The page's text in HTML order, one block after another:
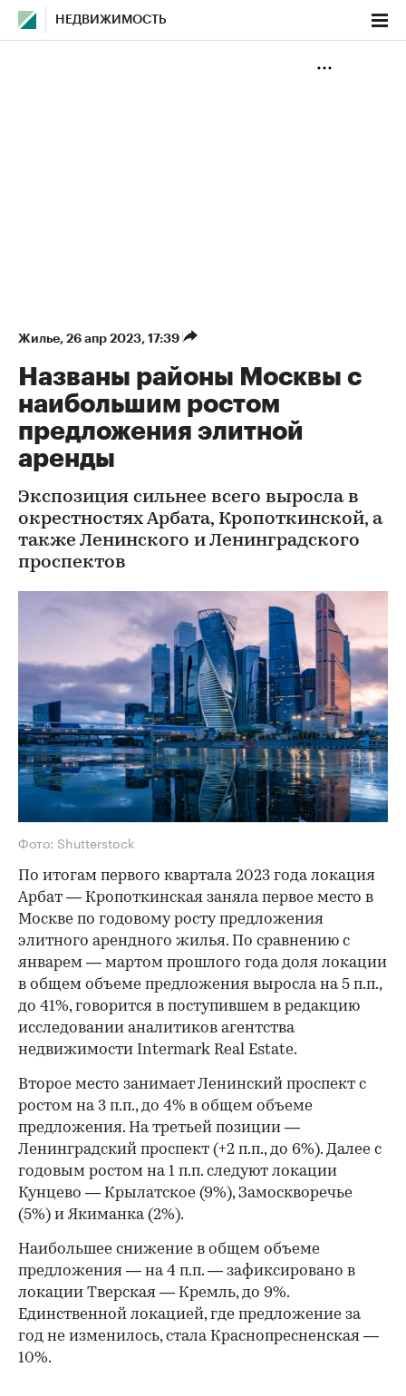
НЕДВИЖИМОСТЬ
Жилье⁠, 26 апр 2023, 17:39
Названы районы Москвы с
наибольшим ростом
предложения элитной
аренды
Экспозиция сильнее всего выросла в
окрестностях Арбата, Кропоткинской, а
также Ленинского и Ленинградского
проспектов
Фото: Shutterstock
По итогам первого квартала 2023 года локация
Арбат — Кропоткинская заняла первое место в
Москве по годовому росту предложения
элитного арендного жилья. По сравнению с
январем — мартом прошлого года доля локации
в общем объеме предложения выросла на 5 п.п.,
до 41%, говорится в поступившем в редакцию
исследовании аналитиков агентства
недвижимости Intermark Real Estate.
Второе место занимает Ленинский проспект с
ростом на 3 п.п., до 4% в общем объеме
предложения. На третьей позиции —
Ленинградский проспект (+2 п.п., до 6%). Далее с
годовым ростом на 1 п.п. следуют локации
Кунцево — Крылатское (9%), Замоскворечье
(5%) и Якиманка (2%).
Наибольшее снижение в общем объеме
предложения — на 4 п.п. — зафиксировано в
локации Тверская — Кремль, до 9%.
Единственной локацией, где предложение за
год не изменилось, стала Краснопресненская —
10%.